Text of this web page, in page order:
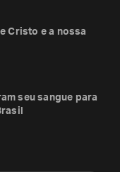
Cristo e a nossa
seu sangue para